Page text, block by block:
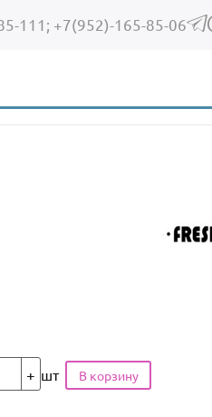
111; +7(952)-165-85-06
шт